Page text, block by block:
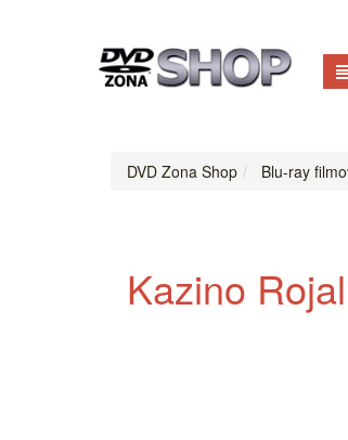
DVD Zona Shop Blu-ray
Kazino